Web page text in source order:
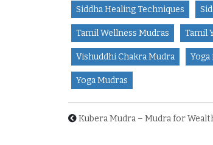
Siddha Healing Techniques
Tamil Wellness Mudras Tamil
Vishuddhi Chakra Mudra
Yoga Mudras
Kubera Mudra – Mudra for